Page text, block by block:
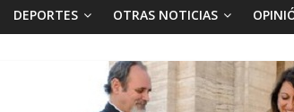
DEPORTES OTRAS NOTICIAS